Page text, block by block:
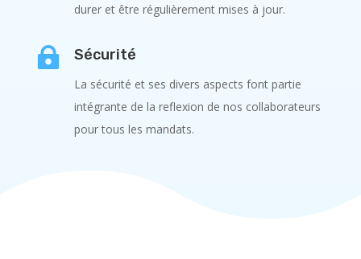
durer et être régulièrement mises à jour.
 Sécurité
La sécurité et ses divers aspects font partie
intégrante de la reflexion de nos collaborateurs
pour tous les mandats.